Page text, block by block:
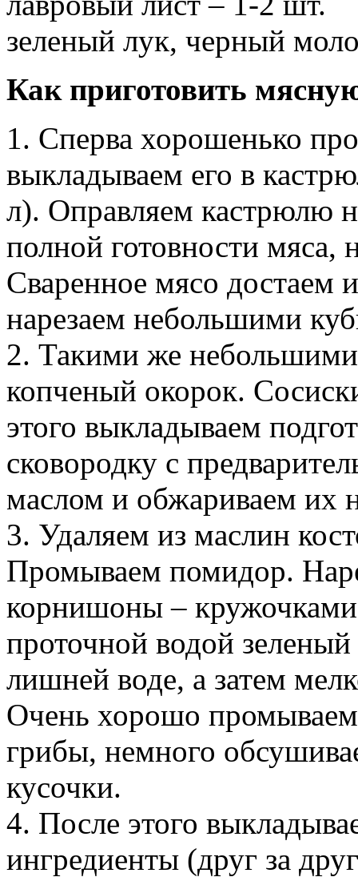
зеленый лук, черный
Как приготовить
1. Сперва хорошенько
выкладываем его в
л). Оправляем кастрюлю
полной готовности мяса,
Сваренное мясо достаем
нарезаем небольшими
2. Такими же
копченый окорок.
этого выкладываем
сковородку с
маслом и обжариваем их
3. Удаляем из маслин
Промываем помидор.
корнишоны –
проточной водой зеленый
лишней воде, а затем
Очень хорошо
грибы, немного
кусочки.
4. После этого
ингредиенты (друг за